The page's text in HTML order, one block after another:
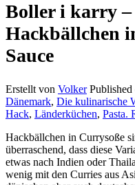
Boller i karry –
Hackbällchen
Sauce
Erstellt von Volker Published
Dänemark, Die kulinarische
Hack, Länderküchen, Pasta.
Hackbällchen in Currysoße
überraschend, dass diese
etwas nach Indien oder
wenig mit den Curries aus